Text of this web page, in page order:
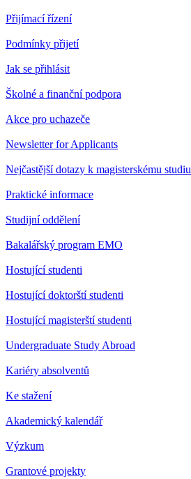
Přijímací řízení
Podmínky přijetí
Jak se přihlásit
Školné a finanční podpora
Akce pro uchazeče
Newsletter for Applicants
Nejčastější dotazy k magisterskému studiu
Praktické informace
Studijní oddělení
Bakalářský program EMO
Hostující studenti
Hostující doktorští studenti
Hostující magisterští studenti
Undergraduate Study Abroad
Kariéry absolventů
Ke stažení
Akademický kalendář
Výzkum
Grantové projekty